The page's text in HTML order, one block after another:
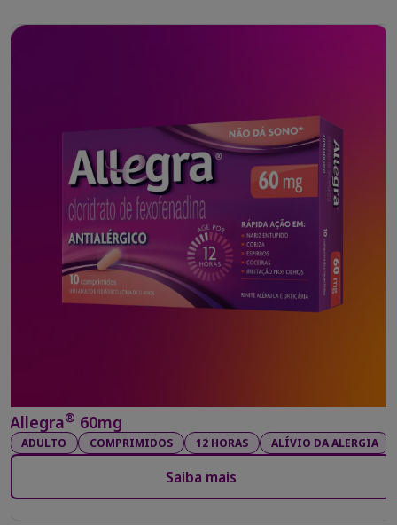
Allegra® 60mg
ADULTO COMPRIMIDOS 12 HORAS ALÍVIO DA ALERGIA
Saiba mais